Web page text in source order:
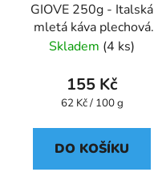
GIOVE 250g - Italská
mletá káva plechová
dóza Caffe Pompeii
Skladem (4 ks)
155 Kč
Měrná
62 Kč / 100 g
DO KOŠÍKU